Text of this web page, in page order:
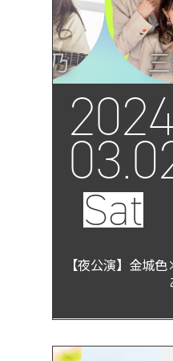
2024
Sat
【夜公演】金城